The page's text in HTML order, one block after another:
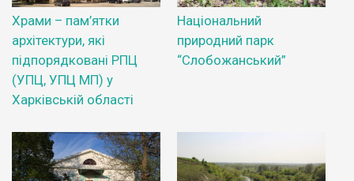
Храми – пам’ятки
архітектури, які
підпорядковані РПЦ
(УПЦ, УПЦ МП) у
Харківській області
Національний
природний парк
“Слобожанський”